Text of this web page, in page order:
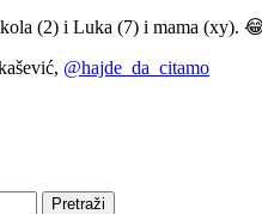
(2) i Luka (7) i mama (xy).
@hajde_da_citamo
Pretraži